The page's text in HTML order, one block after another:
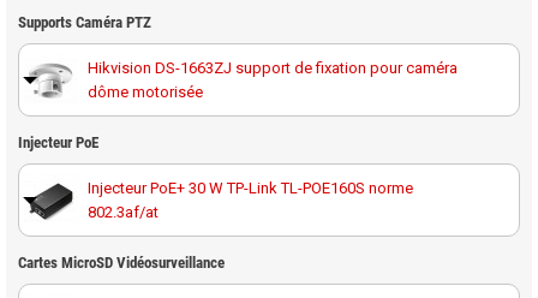
Supports Caméra PTZ
Hikvision DS-1663ZJ support de fixation pour caméra
dôme motorisée
Hikvision DS-1602ZJ-Pole support poteau pour caméra
PTZ Hikvision
DS-1604ZJ-POLE support poteau pour caméra PTZ
Hikvision
DS-1604ZJ-CORNER support d'angle caméra PTZ
Injecteur PoE
Injecteur PoE+ 30 W TP-Link TL-POE160S norme
802.3af/at
Cartes MicroSD Vidéosurveillance